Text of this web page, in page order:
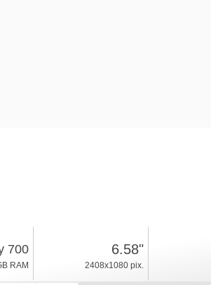
700
RAM
6.58"
2408x1080 pix.